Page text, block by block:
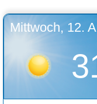
Mittwoch, 12.